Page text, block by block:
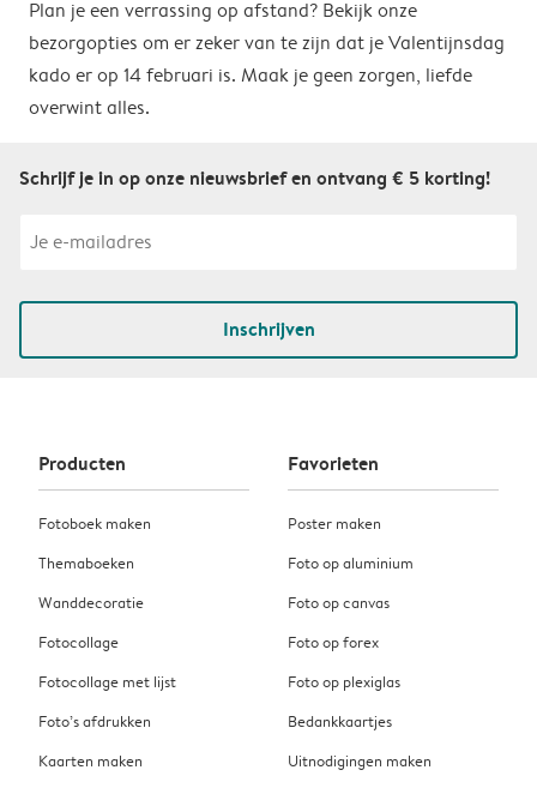
Plan je een verrassing op afstand? Bekijk onze
bezorgopties om er zeker van te zijn dat je Valentijnsdag
kado er op 14 februari is. Maak je geen zorgen, liefde
overwint alles.
Schrijf je in op onze nieuwsbrief en ontvang € 5 korting!
Inschrijven
Producten
Fotoboek maken
Themaboeken
Wanddecoratie
Fotocollage
Fotocollage met lijst
Foto’s afdrukken
Kaarten maken
Favorieten
Poster maken
Foto op aluminium
Foto op canvas
Foto op forex
Foto op plexiglas
Bedankkaartjes
Uitnodigingen maken